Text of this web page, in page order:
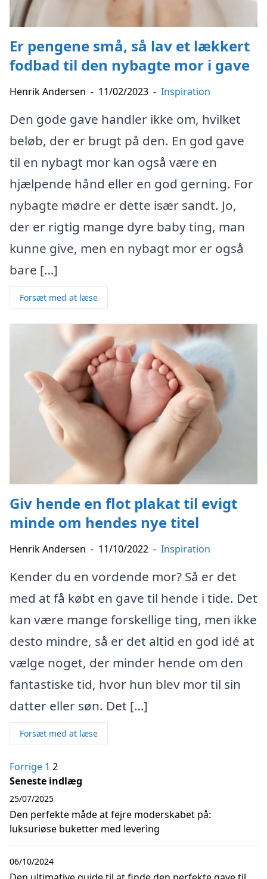
Er pengene små, så lav et lækkert
fodbad til den nybagte mor i gave
Henrik Andersen - 11/02/2023 - Inspiration
Den gode gave handler ikke om, hvilket
beløb, der er brugt på den. En god gave
til en nybagt mor kan også være en
hjælpende hånd eller en god gerning. For
nybagte mødre er dette især sandt. Jo,
der er rigtig mange dyre baby ting, man
kunne give, men en nybagt mor er også
bare […]
Forsæt med at læse
Giv hende en flot plakat til evigt
minde om hendes nye titel
Henrik Andersen - 11/10/2022 - Inspiration
Kender du en vordende mor? Så er det
med at få købt en gave til hende i tide. Det
kan være mange forskellige ting, men ikke
desto mindre, så er det altid en god idé at
vælge noget, der minder hende om den
fantastiske tid, hvor hun blev mor til sin
datter eller søn. Det […]
Forsæt med at læse
Indlægsinddeling
Forrige 1 2
Seneste indlæg
Den perfekte måde at fejre moderskabet på:
luksuriøse buketter med levering
25/07/2025
06/10/2024